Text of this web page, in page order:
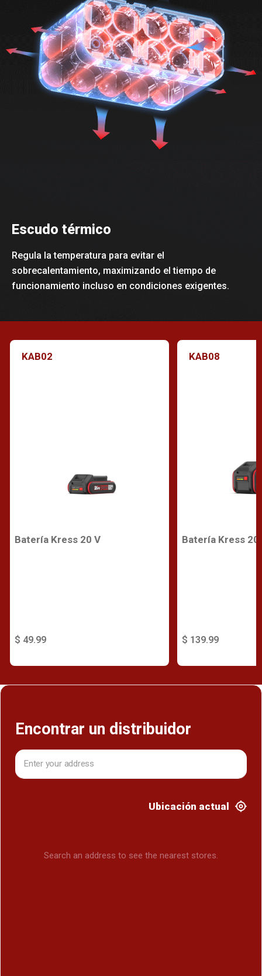
Escudo térmico
Regula la temperatura para evitar el
sobrecalentamiento, maximizando el tiempo de
funcionamiento incluso en condiciones exigentes.
KAB02
Batería Kress 20 V
$ 49.99
KAB08
Batería Kress 20
$ 139.99
Encontrar un distribuidor
Ubicación actual
Search an address to see the nearest stores.